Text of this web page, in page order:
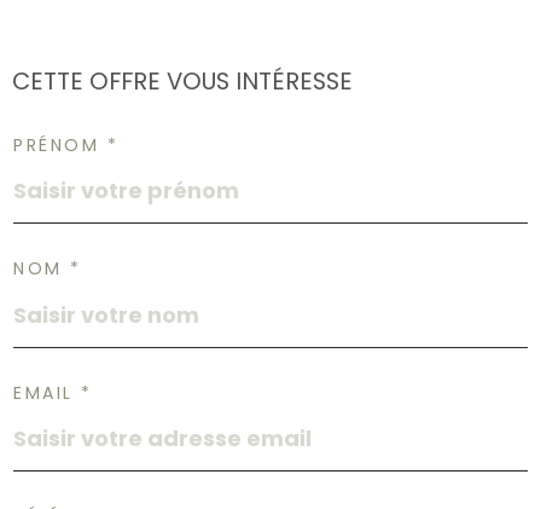
CETTE OFFRE VOUS INTÉRESSE
PRÉNOM *
NOM *
EMAIL *